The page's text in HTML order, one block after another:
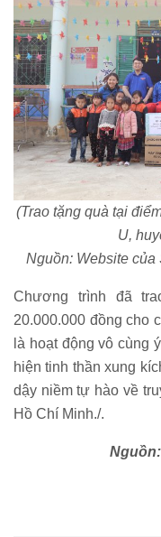
(Trao tặng quà tại
U,
Nguồn: Website
Chương trình đã
20.000.000 đồng cho
là hoạt động vô cùng
hiện tinh thần xung
dậy niềm tự hào về
Hồ Chí Minh./.